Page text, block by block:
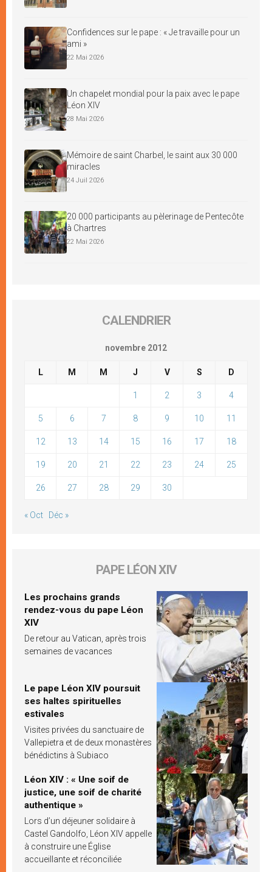
Confidences sur le pape : « Je travaille pour un
ami »
22 Mai 2026
Un chapelet mondial pour la paix avec le pape
Léon XIV
28 Mai 2026
Mémoire de saint Charbel, le saint aux 30 000
miracles
24 Juil 2026
20 000 participants au pèlerinage de Pentecôte
à Chartres
22 Mai 2026
CALENDRIER
novembre 2012
L M M J V S D
1 2 3 4
5 6 7 8 9 10 11
12 13 14 15 16 17 18
19 20 21 22 23 24 25
26 27 28 29 30
« Oct Déc »
PAPE LÉON XIV
Les prochains grands
rendez-vous du pape Léon
XIV
De retour au Vatican, après trois
semaines de vacances
Le pape Léon XIV poursuit
ses haltes spirituelles
estivales
Visites privées du sanctuaire de
Vallepietra et de deux monastères
bénédictins à Subiaco
Léon XIV : « Une soif de
justice, une soif de charité
authentique »
Lors d’un déjeuner solidaire à
Castel Gandolfo, Léon XIV appelle
à construire une Église
accueillante et réconciliée